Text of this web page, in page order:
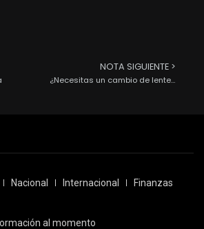
NOTA SIGUIENTE >
¿Necesitas un cambio de lentes o sospechas que los necesitas? Aún estás a tiempo de adquirirlos.
Nacional Internacional
Finanzas
al momento